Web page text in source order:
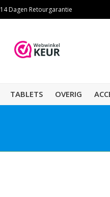
14 Dagen Retourgarantie
TABLETS OVERIG